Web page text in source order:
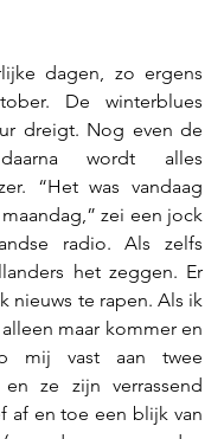
dagen, zo ergens
De winterblues
dreigt. Nog even de
wordt alles
“Het was vandaag
zei een jock
radio. Als zelfs
het zeggen. Er
nieuws te rapen. Als ik
maar kommer en
mij vast aan twee
en ze zijn verrassend
af en toe een blijk van